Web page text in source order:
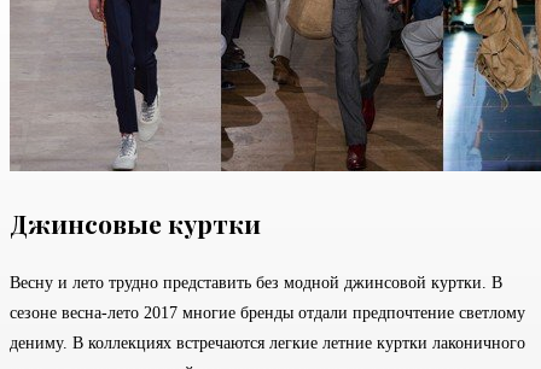
Джинсовые куртки
Весну и лето трудно представить без модной джинсовой куртки. В
сезоне весна-лето 2017 многие бренды отдали предпочтение светлому
дениму. В коллекциях встречаются легкие летние куртки лаконичного